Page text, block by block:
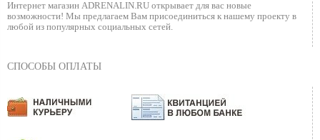
Интернет магазин ADRENALIN.RU открывает для вас новые
возможности! Мы предлагаем Вам присоединиться к нашему проекту в
любой из популярных социальных сетей.
СПОСОБЫ ОПЛАТЫ